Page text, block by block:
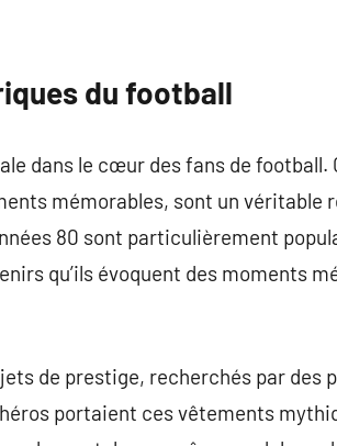
du football
dans le cœur des fans de football.
mémorables, sont un véritable
80 sont particulièrement
qu’ils évoquent des moments
de prestige, recherchés par des
portaient ces vêtements